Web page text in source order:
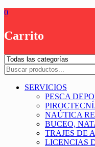
0
Carrito
SERVICIOS
PESCA
NAÚTICA
BUCEO,
TRAJES DE
LICENCIAS